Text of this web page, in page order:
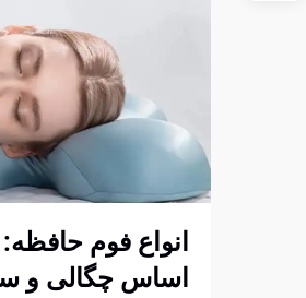
انواع فوم
اساس چگالی و